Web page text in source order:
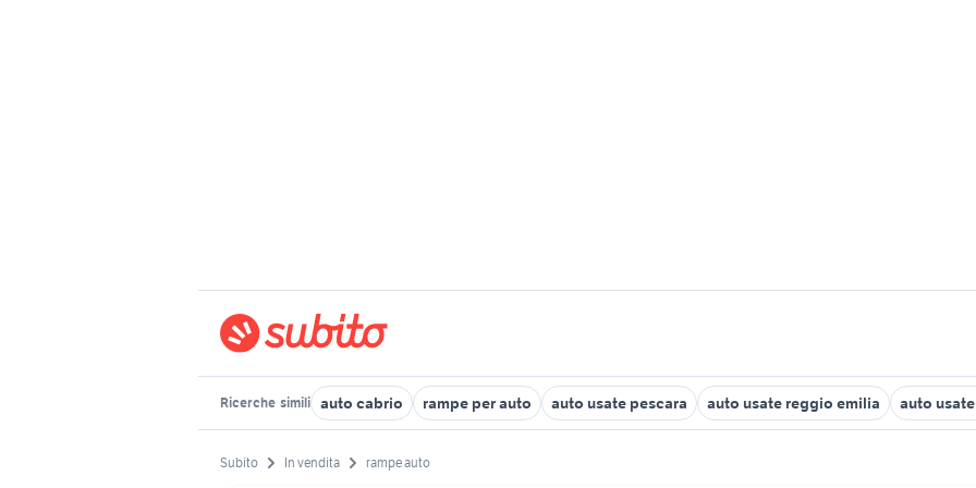
Ricerche simili auto cabrio rampe per auto auto usate pescara auto usate reggio emilia auto
Subito In vendita rampe auto